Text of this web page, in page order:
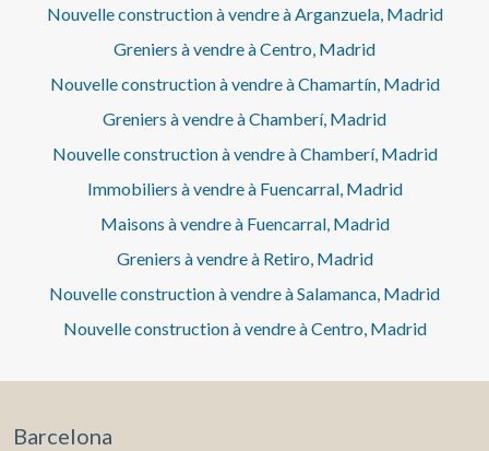
Nouvelle construction à vendre à Arganzuela, Madrid
Greniers à vendre à Centro, Madrid
Nouvelle construction à vendre à Chamartín, Madrid
Greniers à vendre à Chamberí, Madrid
Nouvelle construction à vendre à Chamberí, Madrid
Immobiliers à vendre à Fuencarral, Madrid
Maisons à vendre à Fuencarral, Madrid
Greniers à vendre à Retiro, Madrid
Nouvelle construction à vendre à Salamanca, Madrid
Nouvelle construction à vendre à Centro, Madrid
Barcelona